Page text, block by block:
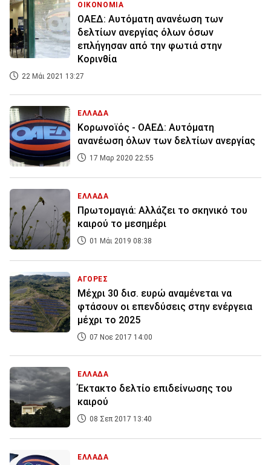
ΟΙΚΟΝΟΜΙΑ
ΟΑΕΔ: Αυτόματη ανανέωση των
δελτίων ανεργίας όλων όσων
επλήγησαν από την φωτιά στην
Κορινθία
22 Μάι 2021 13:27
ΕΛΛΑΔΑ
Κορωνοϊός - ΟΑΕΔ: Αυτόματη
ανανέωση όλων των δελτίων ανεργίας
17 Μαρ 2020 22:55
ΕΛΛΑΔΑ
Πρωτομαγιά: Αλλάζει το σκηνικό του
καιρού το μεσημέρι
01 Μάι 2019 08:38
ΑΓΟΡΕΣ
Μέχρι 30 δισ. ευρώ αναμένεται να
φτάσουν οι επενδύσεις στην ενέργεια
μέχρι το 2025
07 Νοε 2017 14:00
ΕΛΛΑΔΑ
Έκτακτο δελτίο επιδείνωσης του
καιρού
08 Σεπ 2017 13:40
ΕΛΛΑΔΑ